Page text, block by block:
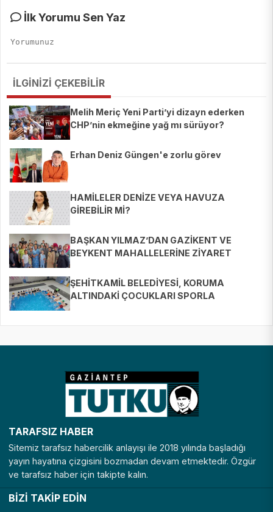
İlk Yorumu Sen Yaz
İLGİNİZİ ÇEKEBİLİR
Melih Meriç Yeni Parti’yi dizayn ederken
CHP’nin ekmeğine yağ mı sürüyor?
Erhan Deniz Güngen'e zorlu görev
HAMİLELER DENİZE VEYA HAVUZA
GİREBİLİR Mİ?
BAŞKAN YILMAZ’DAN GAZİKENT VE
BEYKENT MAHALLELERİNE ZİYARET
ŞEHİTKAMİL BELEDİYESİ, KORUMA
ALTINDAKİ ÇOCUKLARI SPORLA
TARAFSIZ HABER
Sitemiz tarafsız habercilik anlayışı ile 2018 yılında başladığı
yayın hayatına çizgisini bozmadan devam etmektedir. Özgür
ve tarafsız haber için takipte kalın.
BİZİ TAKİP EDİN